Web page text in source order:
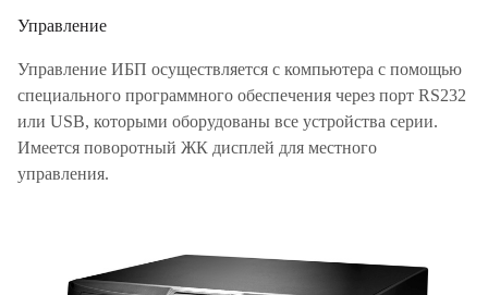
Управление
Управление ИБП осуществляется с компьютера с помощью
специального программного обеспечения через порт RS232
или USB, которыми оборудованы все устройства серии.
Имеется поворотный ЖК дисплей для местного
управления.